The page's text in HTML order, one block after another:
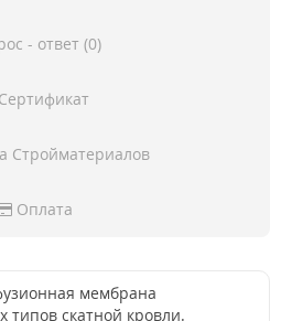
- ответ (0)
Стройматериалов
Оплата
мембрана
скатной кровли.